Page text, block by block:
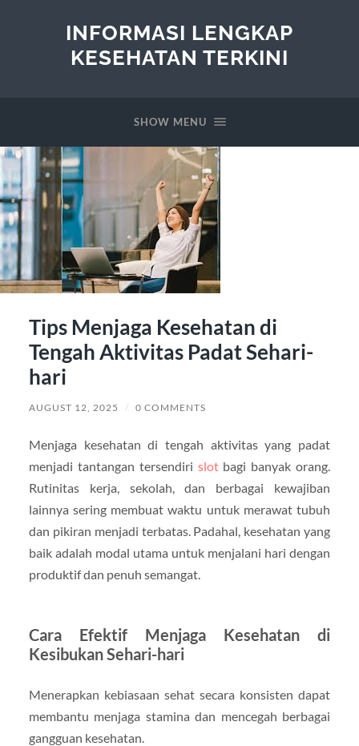
INFORMASI LENGKAP
KESEHATAN TERKINI
SHOW MENU
Tips Menjaga Kesehatan di
Tengah Aktivitas Padat Sehari-
hari
AUGUST 12, 2025 / 0 COMMENTS
Menjaga kesehatan di tengah aktivitas yang padat
menjadi tantangan tersendiri slotbagi banyak orang.
Rutinitas kerja, sekolah, dan berbagai kewajiban
lainnya sering membuat waktu untuk merawat tubuh
dan pikiran menjadi terbatas. Padahal, kesehatan yang
baik adalah modal utama untuk menjalani hari dengan
produktif dan penuh semangat.
Cara Efektif Menjaga Kesehatan di
Kesibukan Sehari-hari
Menerapkan kebiasaan sehat secara konsisten dapat
membantu menjaga stamina dan mencegah berbagai
gangguan kesehatan.